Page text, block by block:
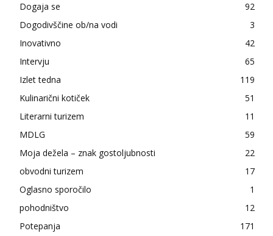
Dogaja se
92
Dogodivščine ob/na vodi
3
Inovativno
42
Intervju
65
Izlet tedna
119
Kulinarični kotiček
51
Literarni turizem
11
MDLG
59
Moja dežela – znak gostoljubnosti
22
obvodni turizem
17
Oglasno sporočilo
1
pohodništvo
12
Potepanja
171